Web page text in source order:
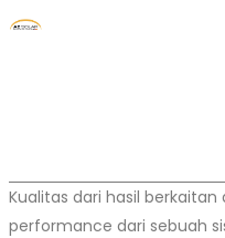
Kualitas dari hasil
performance dari sebuah